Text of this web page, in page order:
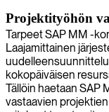
Projektityöhön
Tarpeet SAP MM -
Laajamittainen
uudelleensuunnittelu
kokopäiväisen
Tällöin haetaan SAP
vastaavien